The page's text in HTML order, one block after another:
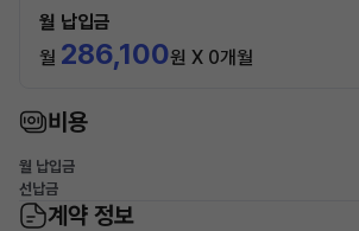
월 납입금
월 286,100원 X 0개월
비용
월 납입금
선납금
계약 정보